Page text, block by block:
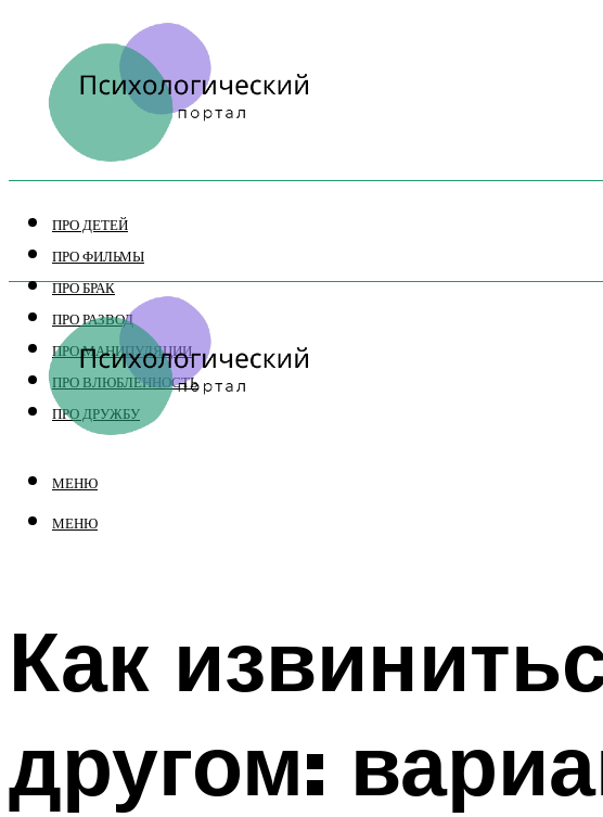
ПРО ДЕТЕЙ
ПРО ФИЛЬМЫ
ПРО БРАК
ПРО РАЗВОД
ПРО МАНИПУЛЯЦИИ
ПРО ВЛЮБЛЕННОСТЬ
ПРО ДРУЖБУ
МЕНЮ
МЕНЮ
Как
другом: